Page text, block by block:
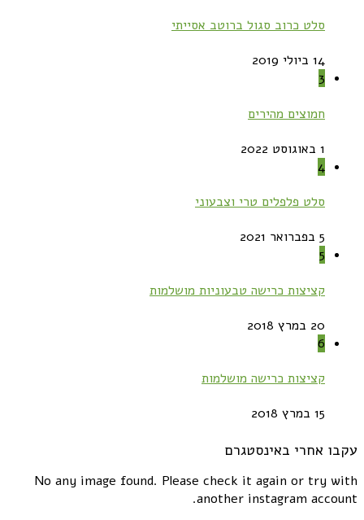
סלט כרוב סגול ברוטב אסייתי
14 ביולי 2019
3
חמוצים מהירים
1 באוגוסט 2022
4
סלט פלפלים טרי וצבעוני
5 בפברואר 2021
5
קציצות כרישה טבעוניות מושלמות
20 במרץ 2018
6
קציצות כרישה מושלמות
15 במרץ 2018
עקבו אחרי באינסטגרם
No any image found. Please check it again or try with
another instagram account.